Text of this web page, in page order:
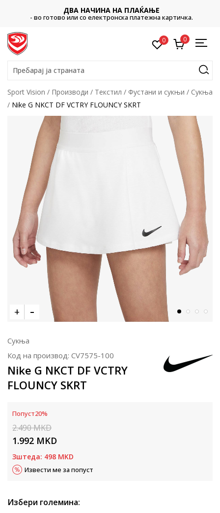
ДВА НАЧИНА НА ПЛАЌАЊЕ
- во готово или со електронска платежна картичка.
0 0
Пребарај ја страната
Sport Vision Производи Текстил Фустани и сукњи
Сукња
Nike G NKCT DF VCTRY FLOUNCY SKRT
Сукња
Код на производ: CV7575-100
Nike G NKCT DF VCTRY
FLOUNCY SKRT
Попуст20%
2.490MKD
1.992 MKD
Зштеда: 498 MKD
Извести ме за попуст
Избери големина: